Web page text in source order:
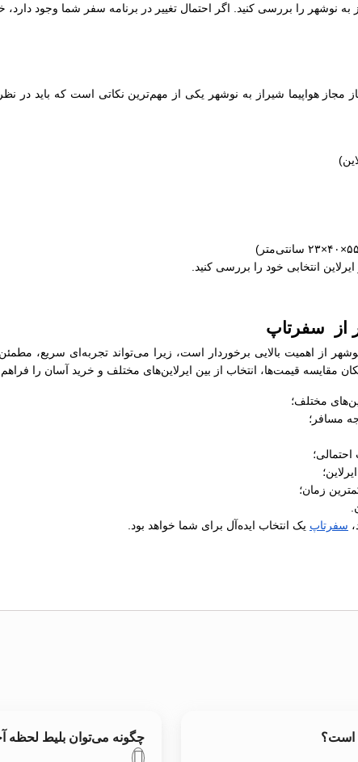
به نوشهر را بررسی کنید. اگر احتمال تغییر در برنامه سفر شما وجود
مجاز هواپیما شیراز به نوشهر یکی از مهم‌ترین نکاتی است که باید در
انتخابی خود را بررسی کنید.
از سفرتاپ
نوشهر از اهمیت بالایی برخوردار است، زیرا می‌تواند تجربه‌ای سریع،
مقایسه قیمت‌ها، انتخاب از بین ایرلاین‌های مختلف و خرید آسان را
مختلف؛
مسافر؛
زمان؛
سفرتاپ یک انتخاب ایده‌آل برای شما خواهد بود.
است؟ چگونه می‌توان بلیط لحظه